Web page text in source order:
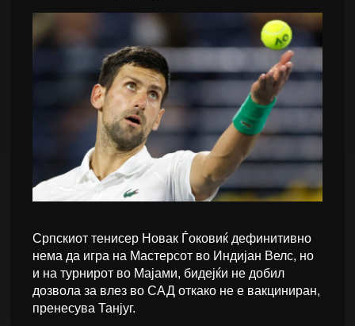
Српскиот тенисер Новак Ѓоковиќ дефинитивно
нема да игра на Мастерсот во Индијан Велс, но
и на турнирот во Мајами, бидејќи не добил
дозвола за влез во САД откако не е вакциниран,
пренесува Танјуг.